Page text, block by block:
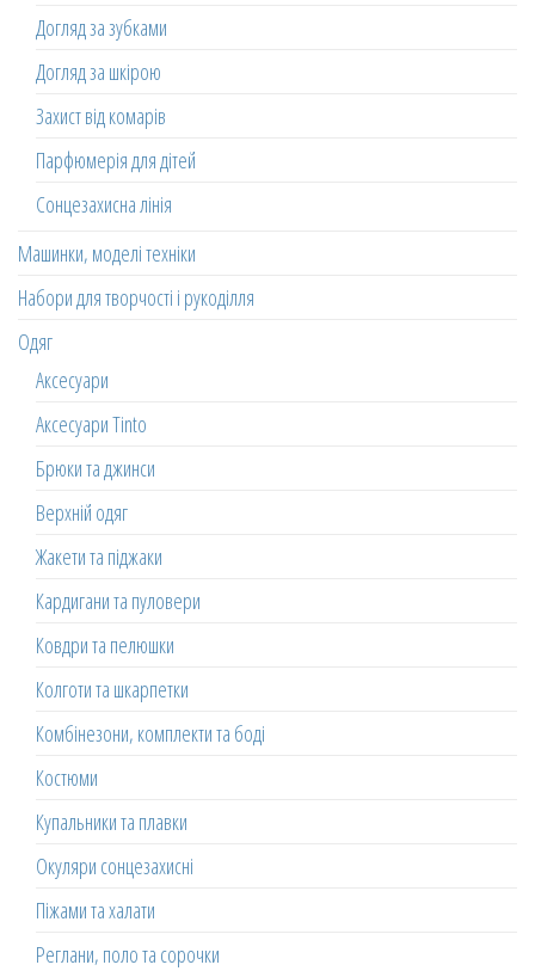
Догляд за зубками
Догляд за шкірою
Захист від комарів
Парфюмерія для дітей
Сонцезахисна лінія
Машинки, моделі техніки
Набори для творчості і рукоділля
Одяг
Аксесуари
Аксесуари Tinto
Брюки та джинси
Верхній одяг
Жакети та піджаки
Кардигани та пуловери
Ковдри та пелюшки
Колготи та шкарпетки
Комбінезони, комплекти та боді
Костюми
Купальники та плавки
Окуляри сонцезахисні
Піжами та халати
Реглани, поло та сорочки